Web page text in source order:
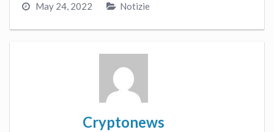
May 24, 2022 Notizie
Cryptonews